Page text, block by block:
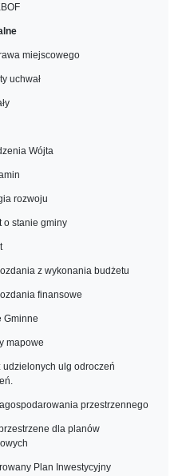
miejscowego
uchwał
Wójta
rozwoju
o stanie gminy
z wykonania budżetu
finansowe
Gminne
mapowe
udzielonych ulg odroczeń
przestrzennego
dla planów
Plan Inwestycyjny